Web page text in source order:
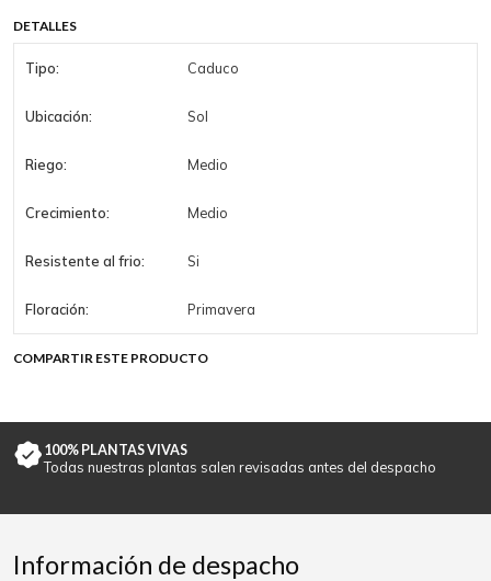
DETALLES
Tipo: Caduco
Ubicación: Sol
Riego: Medio
Crecimiento: Medio
Resistente al frio: Si
Floración: Primavera
COMPARTIR ESTE PRODUCTO
100% PLANTAS VIVAS
Todas nuestras plantas salen revisadas antes del despacho
Información de despacho